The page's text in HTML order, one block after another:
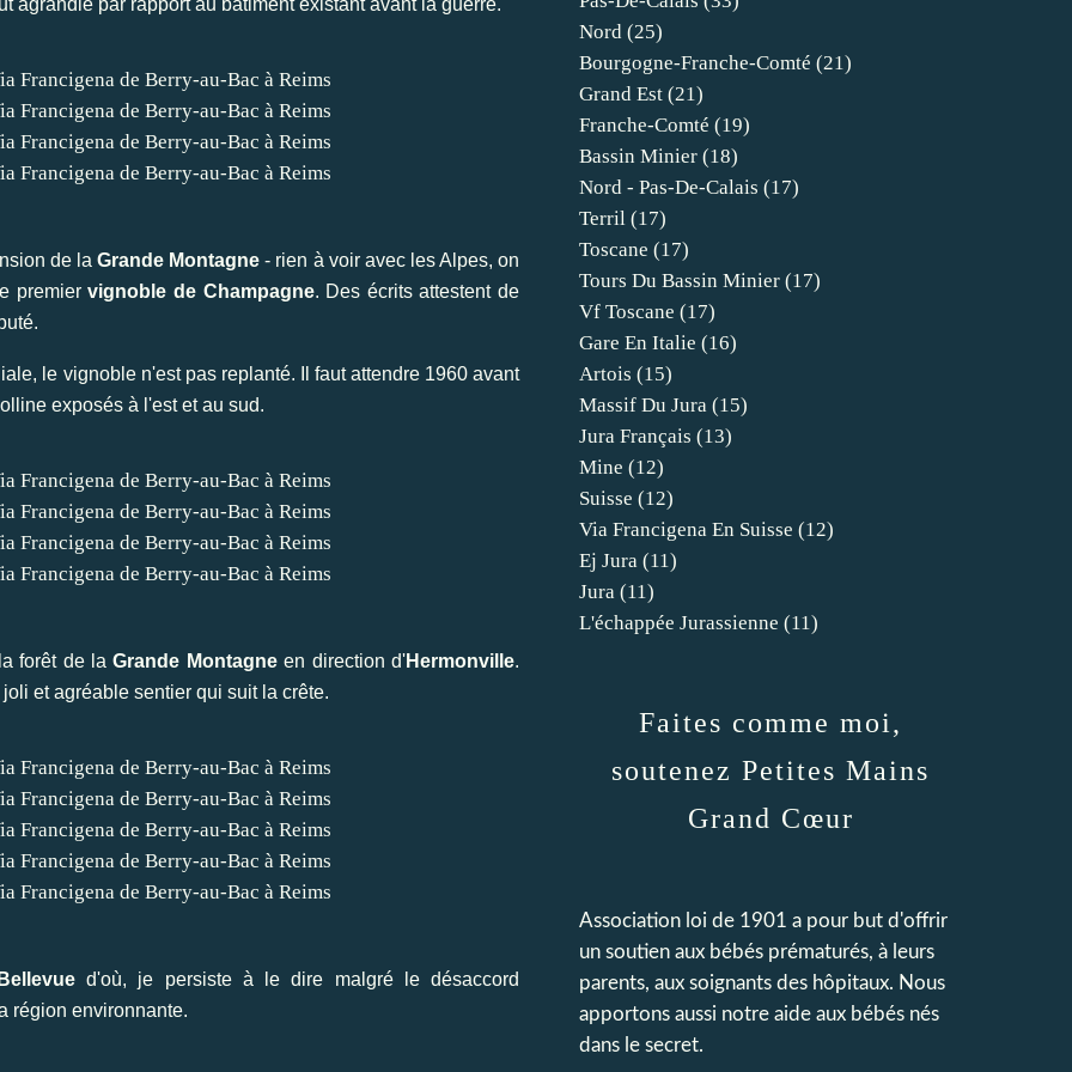
de laGrande Montagne - rien à voir avec les Alpes, on
premiervignoble de Champagne. Des écrits attestent de
le vignoble n'est pas replanté. Il faut attendre 1960 avant
exposés à l'est et au sud.
forêt de laGrande Montagneen direction d'Hermonville.
et agréable sentier qui suit la crête.
d'où, je persiste à le dire malgré le désaccord
région environnante.
Nord (25)
Bourgogne-Franche-Comté (21)
Grand Est (21)
Franche-Comté (19)
Bassin Minier (18)
Nord - Pas-De-Calais (17)
Terril (17)
Toscane (17)
Tours Du Bassin Minier (17)
Vf Toscane (17)
Gare En Italie (16)
Artois (15)
Massif Du Jura (15)
Jura Français (13)
Mine (12)
Suisse (12)
Via Francigena En Suisse (12)
Ej Jura (11)
Jura (11)
L'échappée Jurassienne (11)
Faites comme moi,
soutenez Petites Mains
Grand Cœur
Association loi de 1901 a pour but d'offrir
un soutien aux bébés prématurés, à leurs
parents, aux soignants des hôpitaux. Nous
apportons aussi notre aide aux bébés nés
dans le secret.